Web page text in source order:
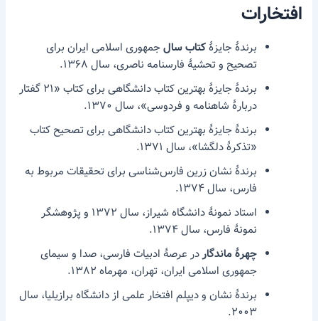
افتخارات
برندهٔ جایزهٔکتاب سالجمهوری اسلامی ایران برای
تصحیح و تحشیهٔ فارسنامه ناصری، سال ۱۳۶۸.
برندهٔ جایزهٔ بهترین کتاب دانشگاهی برای کتاب «۲۱ گفتار
دربارهٔ شاهنامه و فردوسی»، سال ۱۳۷۰.
برندهٔ جایزهٔ بهترین کتاب دانشگاهی برای تصحیح کتاب
«تذکرهٔ دلگشا»، سال ۱۳۷۱.
برندهٔ نشان زرین فارس‌شناسی برای تحقیقات مربوط به
فارس، سال ۱۳۷۴.
استاد نمونهٔ دانشگاه شیراز، سال ۱۳۷۲ و پژوهشگر
نمونهٔ فارس، سال ۱۳۷۴.
چهرهٔ ماندگاردر عرصهٔ ادبیات فارسی، صدا و سیمای
جمهوری اسلامی ایران، تهران، مهرماه ۱۳۸۲.
برندهٔ نشان و دیپلم افتخار علمی از دانشگاه برازیلیا، سال
۲۰۰۳.